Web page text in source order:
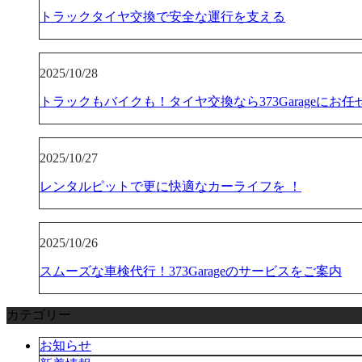
トラックタイヤ交換で安全な運行を支える
2025/10/28
トラックもバイクも！タイヤ交換なら373Garageにお任
2025/10/27
レンタルピットで更に快適なカーライフを ！
2025/10/26
スムーズな車検代行！373Garageのサービスをご案内
カテゴリー
お知らせ